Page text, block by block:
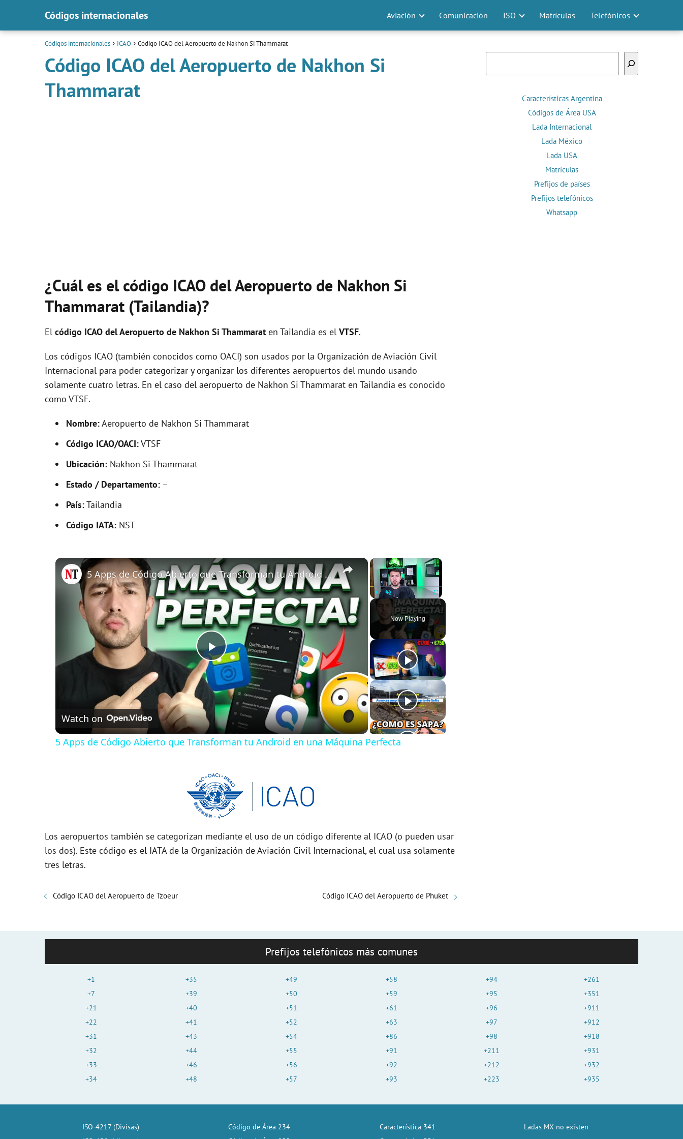
Códigos internacionales Aviación Comunicación ISO Matrículas Telefónicos
Códigos internacionales ICAO Código ICAO del Aeropuerto de Nakhon Si Thammarat
Código ICAO del Aeropuerto de Nakhon Si
Thammarat
¿Cuál es el código ICAO del Aeropuerto de Nakhon Si
Thammarat (Tailandia)?
El código ICAO delAeropuerto de Nakhon Si Thammarat en Tailandia es el VTSF.
Los códigos ICAO (también conocidos como OACI) son usados por la Organización de Aviación Civil
Internacional para poder categorizar y organizar los diferentes aeropuertos del mundo usando
solamente cuatro letras. En el caso del aeropuerto de Nakhon Si Thammarat en Tailandia es conocido
como VTSF.
Nombre:Aeropuerto de Nakhon Si Thammarat
Código ICAO/OACI:VTSF
Ubicación: Nakhon Si Thammarat
Estado / Departamento: –
País:Tailandia
Código IATA: NST
×
Play Unmute Fullscreen
Now Playing
×
P
l
a
V
i
d
5 Apps de Código Abierto que Transforman tu Android en una Máquina Perfecta
Watch on
5 Apps de Código Abierto que Transforman tu Android en una Máquina Perfecta
Los aeropuertos también se categorizan mediante el uso de un código diferente al ICAO (o pueden usar
los dos). Este código es el IATA de la Organización de Aviación Civil Internacional, el cual usa solamente
tres letras.
Código ICAO del Aeropuerto de Tzoeur Código ICAO del Aeropuerto de Phuket
Características Argentina
Códigos de Área USA
Lada Internacional
Lada México
Lada USA
Matrículas
Prefijos de países
Prefijos telefónicos
Whatsapp
Prefijos telefónicos más comunes
+1
+7
+21
+22
+31
+32
+33
+34
+35
+39
+40
+41
+43
+44
+46
+48
+49
+50
+51
+52
+54
+55
+56
+57
+58
+59
+61
+63
+86
+91
+92
+93
+94
+95
+96
+97
+98
+211
+212
+223
+261
+351
+911
+912
+918
+931
+932
+935
ISO-4217 (Divisas)
Código de Área 234
Característica 341
Ladas MX no existen